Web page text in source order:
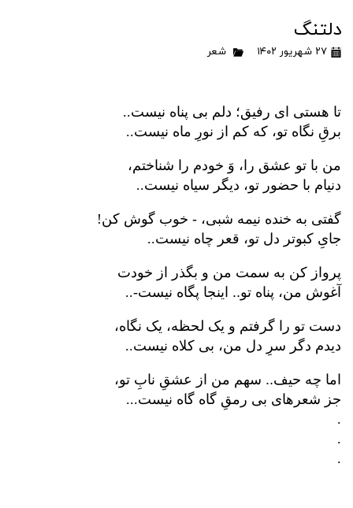
دلتنگ
۲۷ شهریور ۱۴۰۲ شعر
تا هستی ای رفیق؛ دلم بی پناه نیست..
برقِ نگاه تو، که کم از نورِ ماه نیست..
من با تو عشق را، وَ خودم را شناختم،
دنیام با حضور تو، دیگر سیاه نیست..
گفتی به خنده نیمه شبی، - خوب گوش کن!
جایِ کبوتر دل تو، قعر چاه نیست..
پرواز کن به سمت من و بگذر از خودت
آغوش من، پناه تو.. اینجا پگاه نیست-..
دست تو را گرفتم و یک لحظه، یک نگاه،
دیدم دگر سرِ دل من، بی کلاه نیست..
اما چه حیف.. سهم من از عشقِ نابِ تو،
جز شعرهای بی رمقِ گاه گاه نیست...
.
‌‌.
‌.